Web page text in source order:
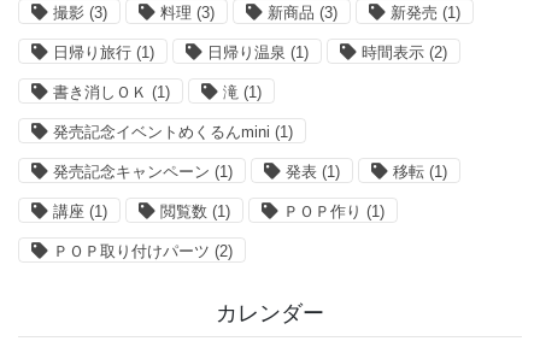
撮影 (3) 料理 (3) 新商品 (3) 新発売 (1)
日帰り旅行 (1) 日帰り温泉 (1) 時間表示 (2)
書き消しＯＫ (1) 滝 (1)
発売記念イベントめくるんmini (1)
発売記念キャンペーン (1) 発表 (1) 移転 (1)
講座 (1) 閲覧数 (1) ＰＯＰ作り (1)
ＰＯＰ取り付けパーツ (2)
カレンダー